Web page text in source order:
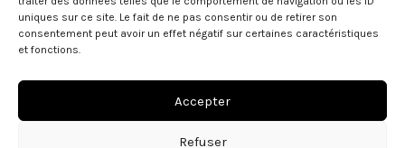
uniques sur ce site. Le fait de ne pas consentir ou de retirer son
consentement peut avoir un effet négatif sur certaines caractéristiques
et fonctions.
Accepter
Refuser
ACTUS
PARTENAIRES
LIENS